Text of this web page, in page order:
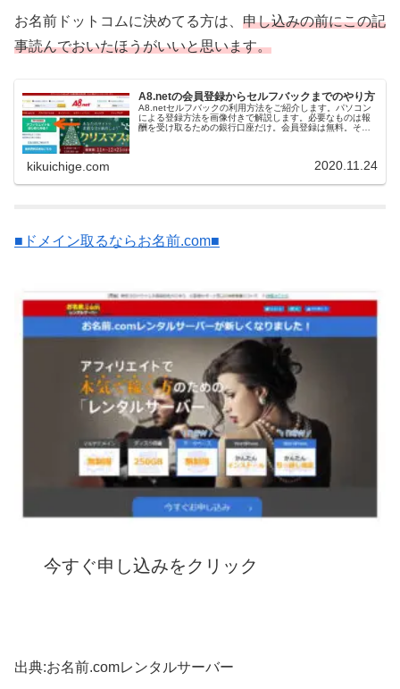
お名前ドットコムに決めてる方は、 申し込みの前にこの記
事読んでおいたほうがいいと思います。
A8.netの会員登録からセルフバックまでのやり方
A8.netセルフバックの利用方法をご紹介します。パソコン
による登録方法を画像付きで解説します。必要なものは報
酬を受け取るための銀行口座だけ。会員登録は無料。その
kikuichige.com 2020.11.24
■ドメイン取るならお名前.com■
今すぐ申し込みをクリック
出典:お名前.comレンタルサーバー